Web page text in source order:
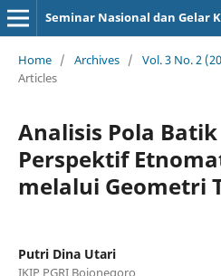
Home / Archives / Vol. 3 No. 2
Articles
Analisis Pola
Perspektif
melalui Geometri
Putri Dina Utari
IKIP PGRI Bojonegoro